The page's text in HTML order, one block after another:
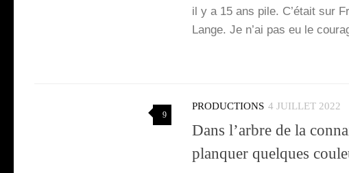
il y a 15 ans pile. C’é­tait sur
Lange. Je n’ai pas eu le
9
PRODUCTIONS 4 JUILLET 2022
Dans l’arbre de la
planquer quelques